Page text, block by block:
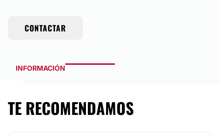
CONTACTAR
INFORMACIÓN
TE RECOMENDAMOS